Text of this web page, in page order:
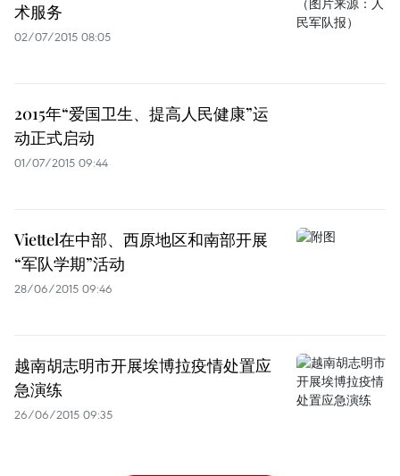
术服务
02/07/2015 08:05
2015年“爱国卫生、提高人民健康”运
动正式启动
01/07/2015 09:44
Viettel在中部、西原地区和南部开展
“军队学期”活动
28/06/2015 09:46
越南胡志明市开展埃博拉疫情处置应
急演练
26/06/2015 09:35